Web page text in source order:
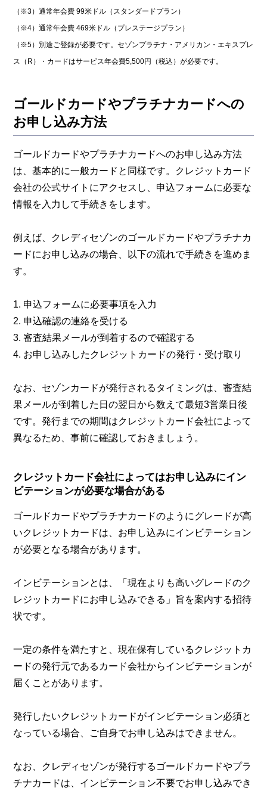
（※3）通常年会費 99米ドル（スタンダードプラン）
（※4）通常年会費 469米ドル（プレステージプラン）
（※5）別途ご登録が必要です。セゾンプラチナ・アメリカン・エキスプレ
ス（R）・カードはサービス年会費5,500円（税込）が必要です。
ゴールドカードやプラチナカードへの
お申し込み方法
ゴールドカードやプラチナカードへのお申し込み方法
は、基本的に一般カードと同様です。クレジットカード
会社の公式サイトにアクセスし、申込フォームに必要な
情報を入力して手続きをします。
例えば、クレディセゾンのゴールドカードやプラチナカ
ードにお申し込みの場合、以下の流れで手続きを進めま
す。
1. 申込フォームに必要事項を入力
2. 申込確認の連絡を受ける
3. 審査結果メールが到着するので確認する
4. お申し込みしたクレジットカードの発行・受け取り
なお、セゾンカードが発行されるタイミングは、審査結
果メールが到着した日の翌日から数えて最短3営業日後
です。発行までの期間はクレジットカード会社によって
異なるため、事前に確認しておきましょう。
クレジットカード会社によってはお申し込みにイン
ビテーションが必要な場合がある
ゴールドカードやプラチナカードのようにグレードが高
いクレジットカードは、お申し込みにインビテーション
が必要となる場合があります。
インビテーションとは、「現在よりも高いグレードのク
レジットカードにお申し込みできる」旨を案内する招待
状です。
一定の条件を満たすと、現在保有しているクレジットカ
ードの発行元であるカード会社からインビテーションが
届くことがあります。
発行したいクレジットカードがインビテーション必須と
なっている場合、ご自身でお申し込みはできません。
なお、クレディセゾンが発行するゴールドカードやプラ
チナカードは、インビテーション不要でお申し込みでき